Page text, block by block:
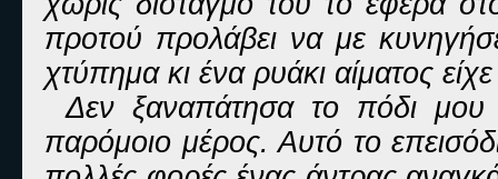
προτού προλάβει να με
χτύπημα κι ένα ρυάκι αίματος
Δεν ξαναπάτησα το πόδι μου
παρόμοιο μέρος. Αυτό το